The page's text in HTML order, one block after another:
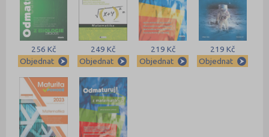
256 Kč
Objednat
249 Kč
Objednat
219 Kč
Objednat
219 Kč
Objednat